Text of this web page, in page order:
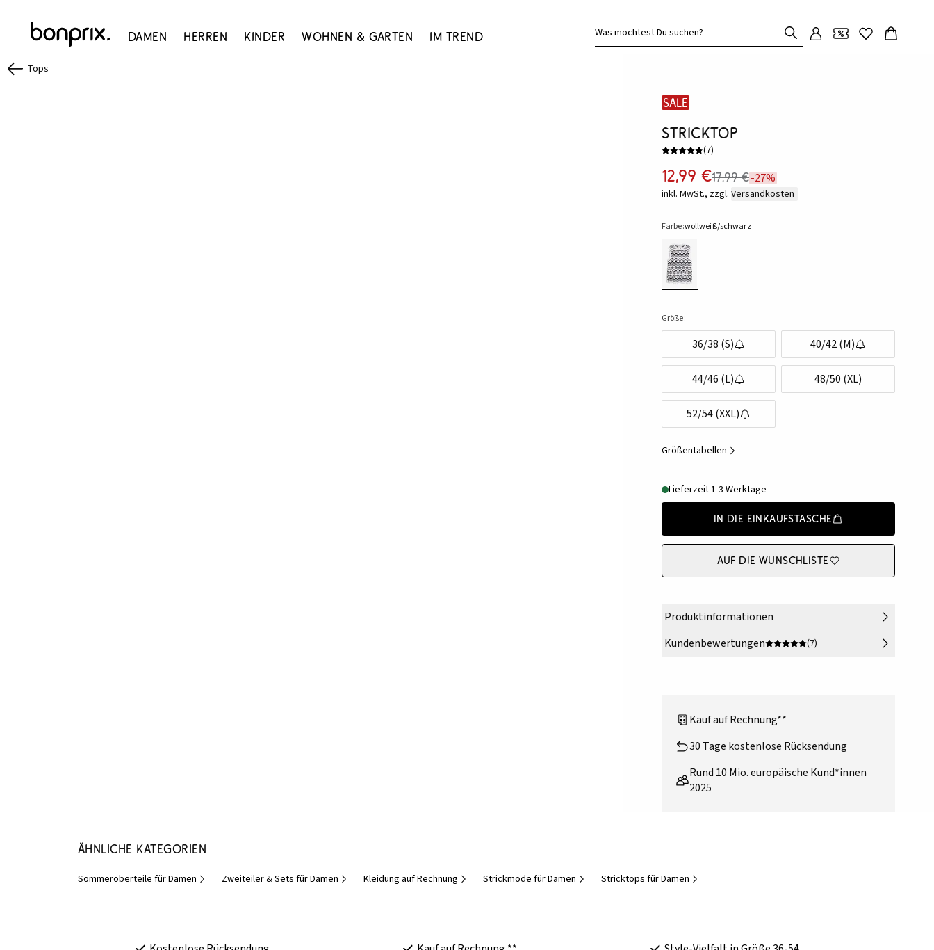
Damen Herren Kinder Wohnen & Garten Im Trend Was möchtest Du suchen?
Tops
SALE
Stricktop
(7)
12,99 €17,99 €-27%
inkl. MwSt., zzgl. Versandkosten
Farbe:wollweiß/schwarz
Größe:
36/38 (S) 40/42 (M)
44/46 (L) 48/50 (XL)
52/54 (XXL)
Größentabellen
Lieferzeit 1-3 Werktage
In die Einkaufstasche
Auf die Wunschliste
Produktinformationen
Kundenbewertungen
(7)
Kauf auf Rechnung**
30 Tage kostenlose Rücksendung
Rund 10 Mio. europäische Kund*innen
2025
Ähnliche Kategorien
Sommeroberteile für Damen Zweiteiler & Sets für Damen Kleidung auf Rechnung Strickmode für Damen Stricktops für Damen